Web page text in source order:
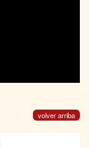
volver arriba